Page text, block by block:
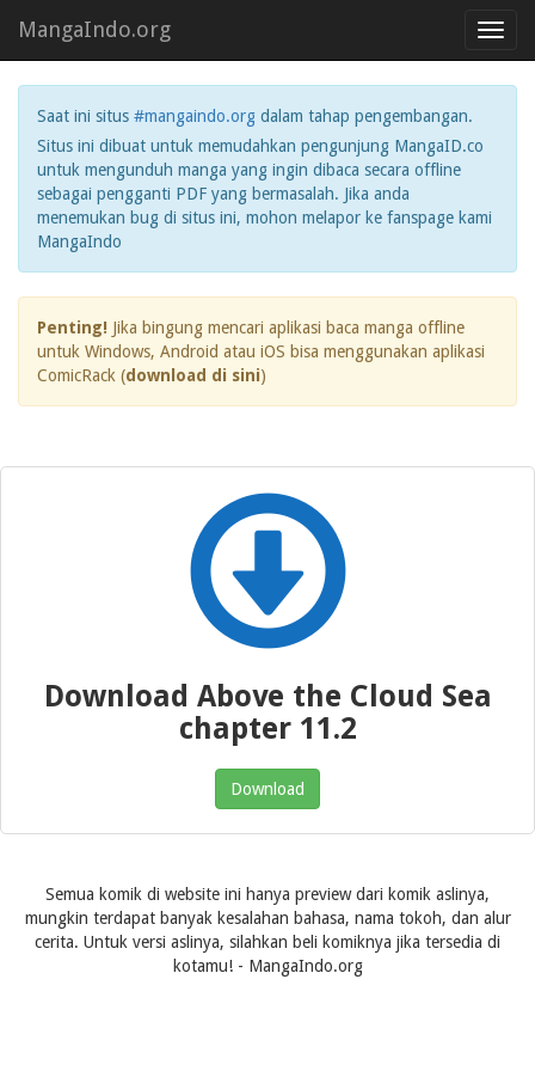
MangaIndo.org
Saat ini situs #mangaindo.org dalam tahap pengembangan.
Situs ini dibuat untuk memudahkan pengunjung MangaID.co
untuk mengunduh manga yang ingin dibaca secara offline
sebagai pengganti PDF yang bermasalah. Jika anda
menemukan bug di situs ini, mohon melapor ke fanspage kami
MangaIndo
Penting! Jika bingung mencari aplikasi baca manga offline
untuk Windows, Android atau iOS bisa menggunakan aplikasi
ComicRack (download di sini)
Download Above the Cloud Sea
chapter 11.2
Download
Semua komik di website ini hanya preview dari komik aslinya,
mungkin terdapat banyak kesalahan bahasa, nama tokoh, dan alur
cerita. Untuk versi aslinya, silahkan beli komiknya jika tersedia di
kotamu! - MangaIndo.org